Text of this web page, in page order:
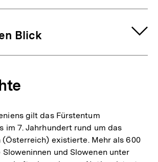
Blick
gilt das Fürstentum
im 7. Jahrhundert rund um das
(Österreich) existierte. Mehr als 600
und Slowenen unter